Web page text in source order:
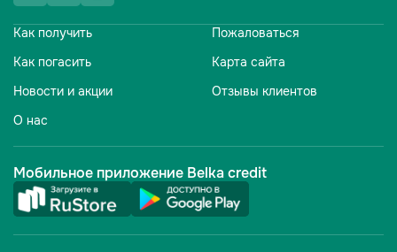
Как получить
Как погасить
Новости и акции
О нас
Пожаловаться
Карта сайта
Отзывы клиентов
Мобильное приложение Belka credit